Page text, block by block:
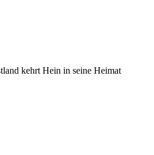
kehrt Hein in seine Heimat